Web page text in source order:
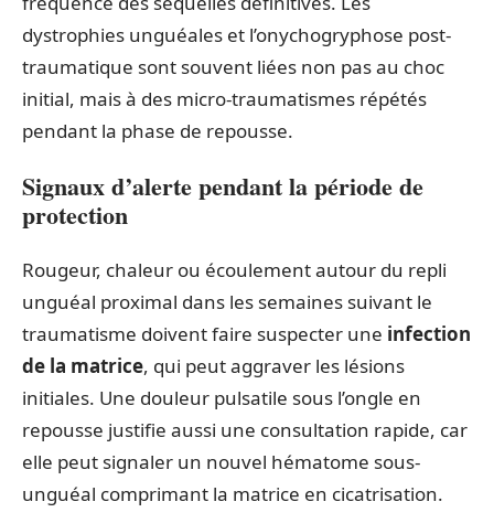
dystrophies unguéales et l’onychogryphose post-
traumatique sont souvent liées non pas au choc
initial, mais à des micro-traumatismes répétés
pendant la phase de repousse.
Signaux d’alerte pendant la période de
protection
Rougeur, chaleur ou écoulement autour du repli
unguéal proximal dans les semaines suivant le
traumatisme doivent faire suspecter une infection
de la matrice, qui peut aggraver les lésions
initiales. Une douleur pulsatile sous l’ongle en
repousse justifie aussi une consultation rapide, car
elle peut signaler un nouvel hématome sous-
unguéal comprimant la matrice en cicatrisation.